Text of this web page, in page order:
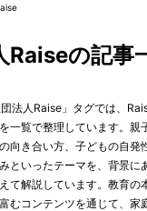
Raiseの記事
法人Raise」タグでは、
一覧で整理しています。親
向き合い方、子どもの自発
といったテーマを、背景に
て解説しています。教育の
むコンテンツを通じて、家